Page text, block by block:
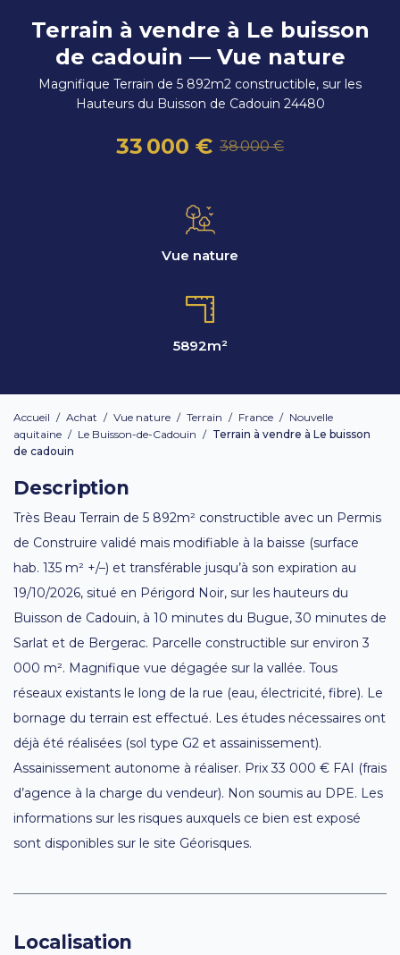
Terrain à vendre à Le buisson
de cadouin — Vue nature
Magnifique Terrain de 5 892m2 constructible, sur les
Hauteurs du Buisson de Cadouin 24480
33 000 € 38 000 €
Vue nature
5892m²
Accueil / Achat / Vue nature / Terrain / France / Nouvelle
aquitaine / Le Buisson-de-Cadouin / Terrain à vendre à Le buisson
de cadouin
Description
Très Beau Terrain de 5 892m² constructible avec un Permis
de Construire validé mais modifiable à la baisse (surface
hab. 135 m² +/–) et transférable jusqu’à son expiration au
19/10/2026, situé en Périgord Noir, sur les hauteurs du
Buisson de Cadouin, à 10 minutes du Bugue, 30 minutes de
Sarlat et de Bergerac. Parcelle constructible sur environ 3
000 m². Magnifique vue dégagée sur la vallée. Tous
réseaux existants le long de la rue (eau, électricité, fibre). Le
bornage du terrain est effectué. Les études nécessaires ont
déjà été réalisées (sol type G2 et assainissement).
Assainissement autonome à réaliser. Prix 33 000 € FAI (frais
d’agence à la charge du vendeur). Non soumis au DPE. Les
informations sur les risques auxquels ce bien est exposé
sont disponibles sur le site Géorisques.
Localisation